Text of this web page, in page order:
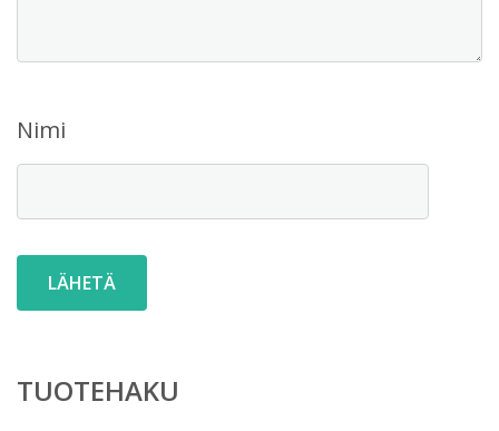
Nimi
TUOTEHAKU